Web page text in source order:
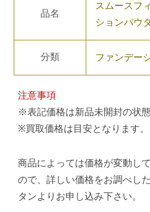
品名
スムースフ
ションパウ
分類 ファンデー
注意事項
※表記価格は新品未開封の状
※買取価格は目安となります。
商品によっては価格が変動し
ので、詳しい価格をお調べし
タンよりお申し込み下さい。